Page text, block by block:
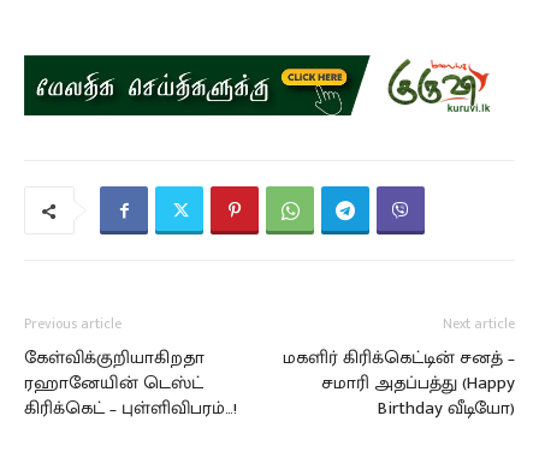
Previous article
கேள்விக்குறியாகிறதா
ரஹானேயின் டெஸ்ட்
கிரிக்கெட் – புள்ளிவிபரம்…!
Next article
மகளிர் கிரிக்கெட்டின் சனத் –
சமாரி அதப்பத்து (Happy
Birthday வீடியோ)